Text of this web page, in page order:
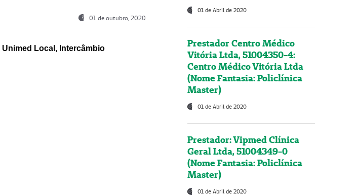
01 de outubro, 2020
Unimed Local, Intercâmbio
01 de Abril de 2020
Prestador Centro Médico
Vitória Ltda, 51004350-4:
Centro Médico Vitória Ltda
(Nome Fantasia: Policlínica
Master)
01 de Abril de 2020
Prestador: Vipmed Clínica
Geral Ltda, 51004349-0
(Nome Fantasia: Policlínica
Master)
01 de Abril de 2020